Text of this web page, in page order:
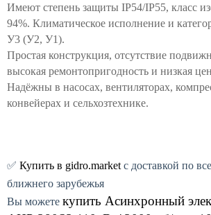
Имеют степень защиты IP54/IP55, класс
94%. Климатическое исполнение и
У3 (У2, У1).
Простая конструкция, отсутствие
высокая ремонтопригодность и низкая
Надёжны в насосах, вентиляторах,
конвейерах и сельхозтехнике.
✅ Купить в gidro.market с доставкой по
ближнего зарубежья
Вы можете купить Асинхронный